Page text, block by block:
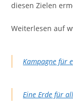
diesen Zielen
Weiterlesen auf
Kampagne für
Eine Erde für